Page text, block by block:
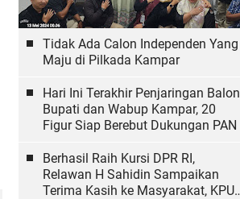
Tidak Ada Calon Independen Yang
Maju di Pilkada Kampar
Hari Ini Terakhir Penjaringan Balon
Bupati dan Wabup Kampar, 20
Figur Siap Berebut Dukungan PAN
Berhasil Raih Kursi DPR RI,
Relawan H Sahidin Sampaikan
Terima Kasih ke Masyarakat, KPU